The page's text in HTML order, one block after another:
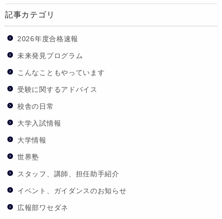
記事カテゴリ
2026年度合格速報
未来発見プログラム
こんなこともやっています
受験に関するアドバイス
校舎の日常
大学入試情報
大学情報
世界塾
スタッフ、講師、担任助手紹介
イベント、ガイダンスのお知らせ
広報部ワセダネ